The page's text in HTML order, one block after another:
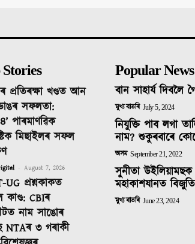
প্ৰতিৰক্ষা খণ্ডত আন
সফলতা:
৪’ পাৰমাণৱিক
মিছাইলৰ সফল
- August 7, 2026
UG প্ৰশ্নকাকত
কাণ্ড: CBIৰ
নাম সাঙোৰ
NTAৰ ৩ গৰাকী
Popular News
বান সাহাৰ্য
মুখ্য বাতৰি July 5, 2024
নিযুক্তি পাব লগা
নাম? শুকুৰবাৰে
অসম September 21, 2022
সুনীতা উইলিয়ামছক
মহাকাশযানত বিজুতি
মুখ্য বাতৰি June 23, 2024